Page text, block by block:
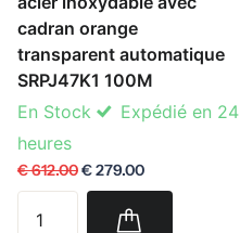
cadran orange
transparent automatique
SRPJ47K1 100M
En Stock
Expédié en 24
heures
€ 612.00€ 279.00